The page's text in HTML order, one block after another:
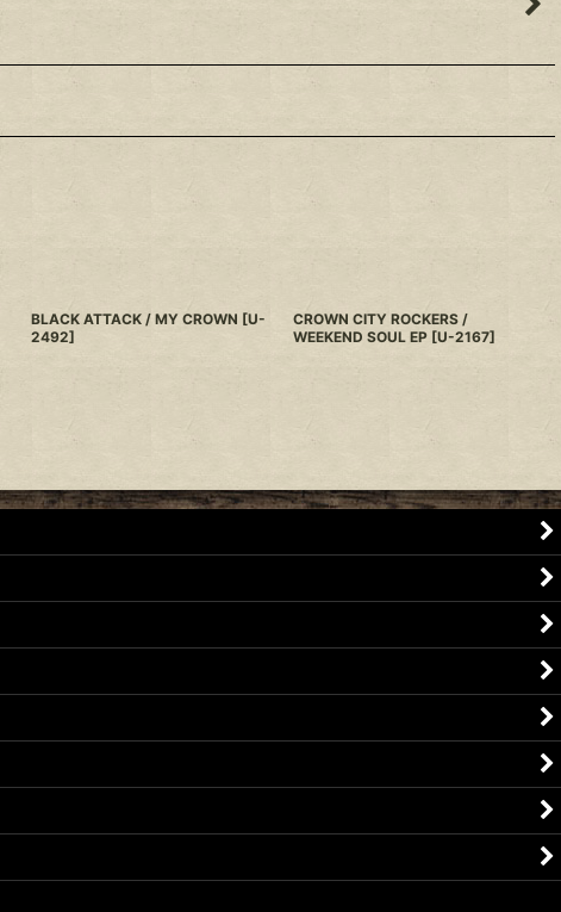
BLACK ATTACK / MY CROWN [U-
2492]
CROWN CITY ROCKERS /
WEEKEND SOUL EP [U-2167]